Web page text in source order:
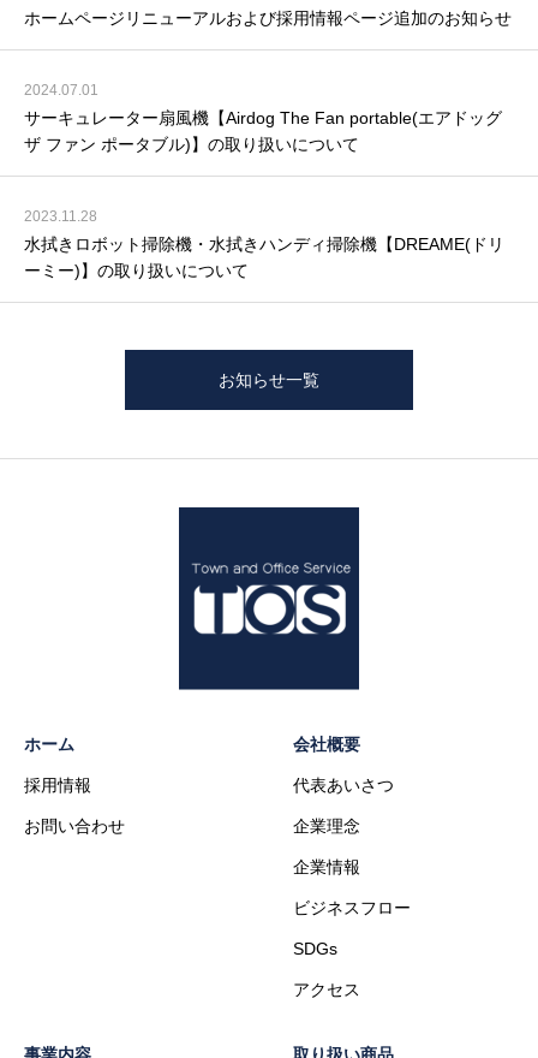
ホームページリニューアルおよび採用情報ページ追加のお知らせ
2024.07.01
サーキュレーター扇風機【Airdog The Fan portable(エアドッグ
ザ ファン ポータブル)】の取り扱いについて
2023.11.28
水拭きロボット掃除機・水拭きハンディ掃除機【DREAME(ドリ
ーミー)】の取り扱いについて
お知らせ一覧
ホーム
採用情報
お問い合わせ
会社概要
代表あいさつ
企業理念
企業情報
ビジネスフロー
SDGs
アクセス